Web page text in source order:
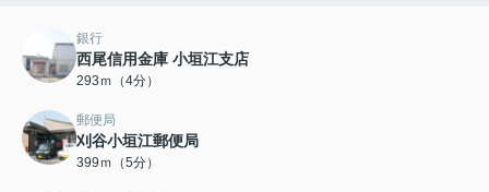
銀行
西尾信用金庫 小垣江支店
293ｍ（4分）
郵便局
刈谷小垣江郵便局
399ｍ（5分）